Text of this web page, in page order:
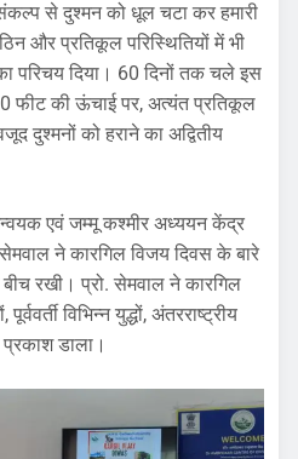
से दुश्मन को धूल चटा कर हमारी
और प्रतिकूल परिस्थितियों में भी
परिचय दिया। 60 दिनों तक चले इस
फीट की ऊंचाई पर, अत्यंत प्रतिकूल
दुश्मनों को हराने का अद्वितीय
एवं जम्मू कश्मीर अध्ययन केंद्र
ने कारगिल विजय दिवस के बारे
रखी। प्रो. सेमवाल ने कारगिल
विभिन्न युद्धों, अंतरराष्ट्रीय
डाला।